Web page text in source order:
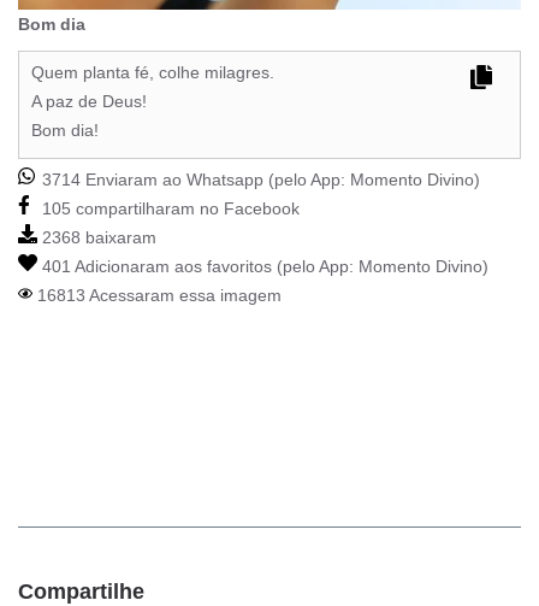
Bom dia
Quem planta fé, colhe milagres.
A paz de Deus!
Bom dia!
3714 Enviaram ao Whatsapp (pelo App: Momento Divino)
105 compartilharam no Facebook
2368 baixaram
401 Adicionaram aos favoritos (pelo App: Momento Divino)
16813 Acessaram essa imagem
Compartilhe